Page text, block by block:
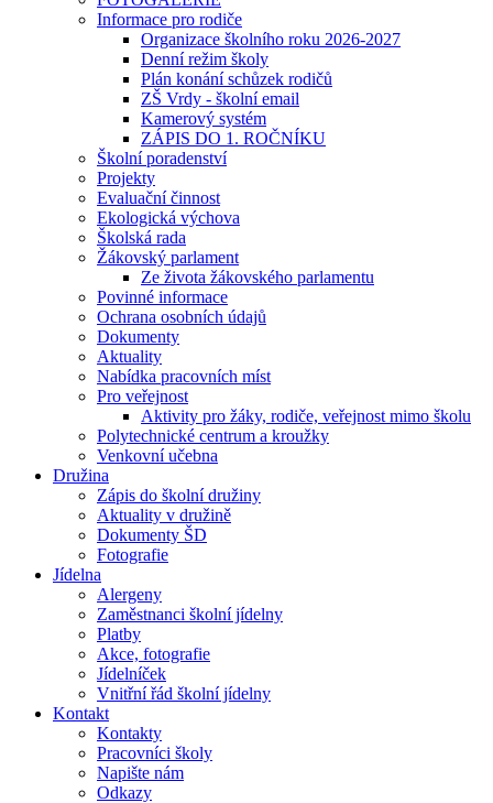
Informace pro rodiče
Organizace školního roku 2026-2027
Denní režim školy
Plán konání schůzek rodičů
ZŠ Vrdy - školní email
Kamerový systém
ZÁPIS DO 1. ROČNÍKU
Školní poradenství
Projekty
Evaluační činnost
Ekologická výchova
Školská rada
Žákovský parlament
Ze života žákovského parlamentu
Povinné informace
Ochrana osobních údajů
Dokumenty
Aktuality
Nabídka pracovních míst
Pro veřejnost
Aktivity pro žáky, rodiče, veřejnost mimo školu
Polytechnické centrum a kroužky
Venkovní učebna
Družina
Zápis do školní družiny
Aktuality v družině
Dokumenty ŠD
Fotografie
Jídelna
Alergeny
Zaměstnanci školní jídelny
Platby
Akce, fotografie
Jídelníček
Vnitřní řád školní jídelny
Kontakt
Kontakty
Pracovníci školy
Napište nám
Odkazy